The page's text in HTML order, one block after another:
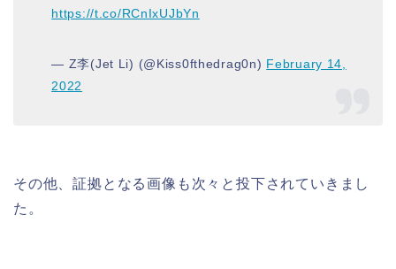
https://t.co/RCnIxUJbYn
— Z李(Jet Li) (@Kiss0fthedrag0n) February 14,
2022
その他、証拠となる画像も次々と投下されていきまし
た。